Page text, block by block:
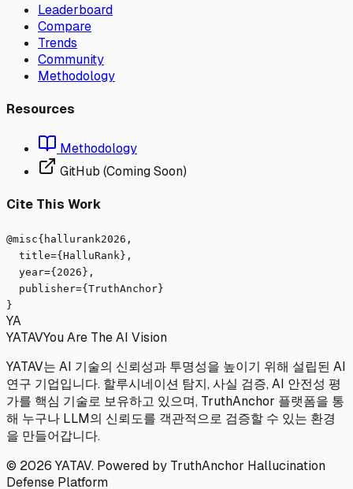
Leaderboard
Compare
Trends
Community
Methodology
Resources
Methodology
GitHub (Coming Soon)
Cite This Work
@misc{hallurank2026,
title={HalluRank},
year={2026},
publisher={TruthAnchor}
}
YA
YATAVYou Are The AI Vision
YATAV는 AI 기술의 신뢰성과 투명성을 높이기 위해 설립된 AI
연구 기업입니다. 할루시네이션 탐지, 사실 검증, AI 안전성 평
가를 핵심 기술로 보유하고 있으며, TruthAnchor 플랫폼을 통
해 누구나 LLM의 신뢰도를 객관적으로 검증할 수 있는 환경
을 만들어갑니다.
© 2026 YATAV. Powered by TruthAnchor Hallucination
Defense Platform